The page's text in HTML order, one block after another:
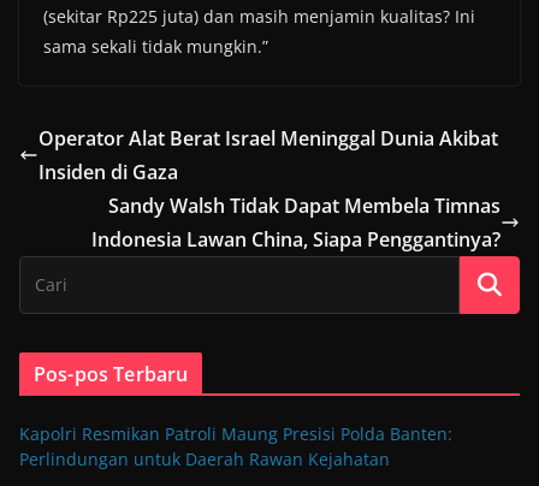
(sekitar Rp225 juta) dan masih menjamin kualitas? Ini
sama sekali tidak mungkin.”
Operator Alat Berat Israel Meninggal Dunia Akibat
Insiden di Gaza
Sandy Walsh Tidak Dapat Membela Timnas
Indonesia Lawan China, Siapa Penggantinya?
Pos-pos Terbaru
Kapolri Resmikan Patroli Maung Presisi Polda Banten:
Perlindungan untuk Daerah Rawan Kejahatan